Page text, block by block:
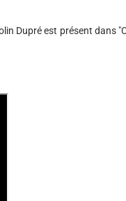
Dupré est présent dans